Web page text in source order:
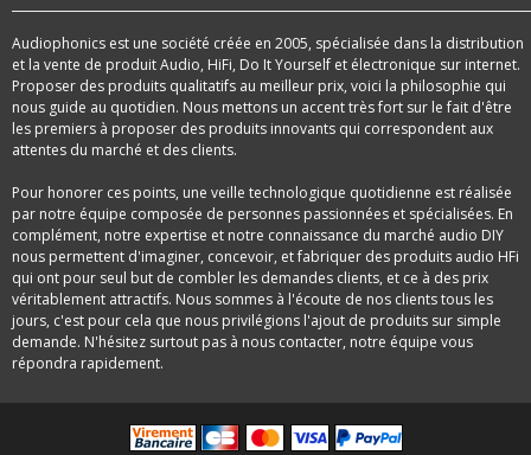
Audiophonics est une société créée en 2005, spécialisée dans la distribution
et la vente de produit Audio, HiFi, Do It Yourself et électronique sur internet.
Proposer des produits qualitatifs au meilleur prix, voici la philosophie qui
nous guide au quotidien. Nous mettons un accent très fort sur le fait d'être
les premiers à proposer des produits innovants qui correspondent aux
attentes du marché et des clients.
Pour honorer ces points, une veille technologique quotidienne est réalisée
par notre équipe composée de personnes passionnées et spécialisées. En
complément, notre expertise et notre connaissance du marché audio DIY
nous permettent d'imaginer, concevoir, et fabriquer des produits audio HFi
qui ont pour seul but de combler les demandes clients, et ce à des prix
véritablement attractifs. Nous sommes à l'écoute de nos clients tous les
jours, c'est pour cela que nous privilégions l'ajout de produits sur simple
demande. N'hésitez surtout pas à nous contacter, notre équipe vous
répondra rapidement.